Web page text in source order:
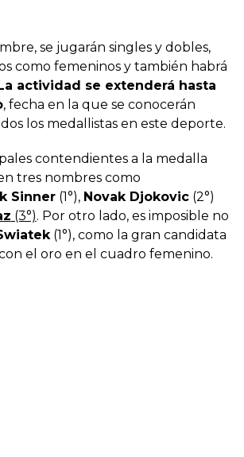
se jugarán singles y dobles,
como femeninos y también habrá
actividad se extenderá hasta
, fecha en la que se conocerán
los medallistas en este deporte.
contendientes a la medalla
tres nombres como
Sinner(1°), Novak Djokovic(2°)
(3°). Por otro lado, es imposible no
(1°), como la gran candidata
el oro en el cuadro femenino.